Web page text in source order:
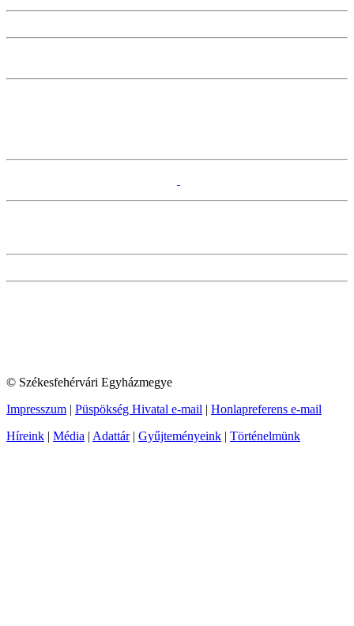
© Székesfehérvári Egyházmegye
Impresszum | Püspökség Hivatal e-mail | Honlapreferens e-mail
Híreink | Média | Adattár| Gyűjteményeink | Történelmünk